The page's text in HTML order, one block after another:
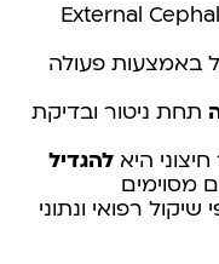
באמצעות פעולה
תחת ניטור ובדיקת
היא להגדיל
מסוימים
שיקול רפואי ונתוני